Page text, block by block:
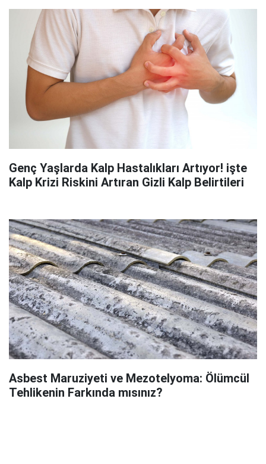
Genç Yaşlarda Kalp Hastalıkları Artıyor! işte
Kalp Krizi Riskini Artıran Gizli Kalp Belirtileri
Asbest Maruziyeti ve Mezotelyoma: Ölümcül
Tehlikenin Farkında mısınız?